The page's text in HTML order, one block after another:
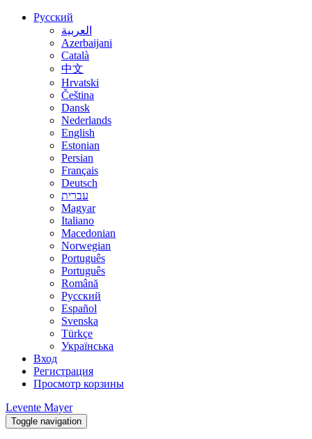
Русский
العربية
Azerbaijani
Català
中文
Hrvatski
Čeština
Dansk
Nederlands
English
Estonian
Persian
Français
Deutsch
עברית
Magyar
Italiano
Macedonian
Norwegian
Português
Português
Română
Русский
Español
Svenska
Türkçe
Українська
Вход
Регистрация
Просмотр корзины
Levente Mayer
Toggle navigation